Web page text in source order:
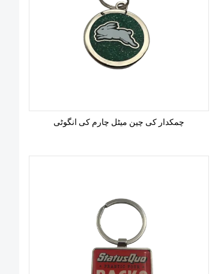
چمکدار کی چین میٹل چارم کی انگوٹی